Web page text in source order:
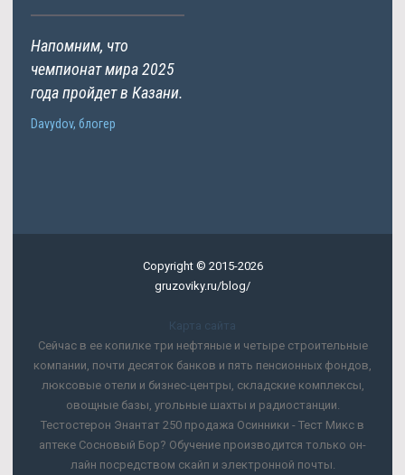
Напомним, что
чемпионат мира 2025
года пройдет в Казани.
Davydov, блогер
Copyright © 2015-2026
gruzoviky.ru/blog/
Карта сайта
Сейчас в ее копилке три нефтяные и четыре строительные
компании, почти десяток банков и пять пенсионных фондов,
люксовые отели и бизнес-центры, складские комплексы,
овощные базы, угольные шахты и радиостанции.
Тестостерон Энантат 250 продажа Осинники - Тест Микс в
аптеке Сосновый Бор? Обучение производится только он-
лайн посредством скайп и электронной почты.